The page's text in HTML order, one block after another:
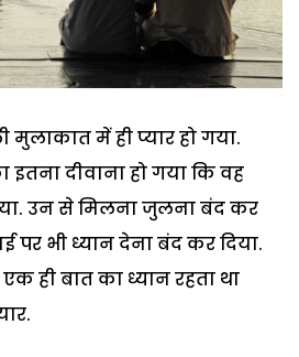
में ही प्यार हो गया.
इतना दीवाना हो गया कि वह
उन से मिलना जुलना बंद कर
पर भी ध्यान देना बंद कर दिया.
ही बात का ध्यान रहता था